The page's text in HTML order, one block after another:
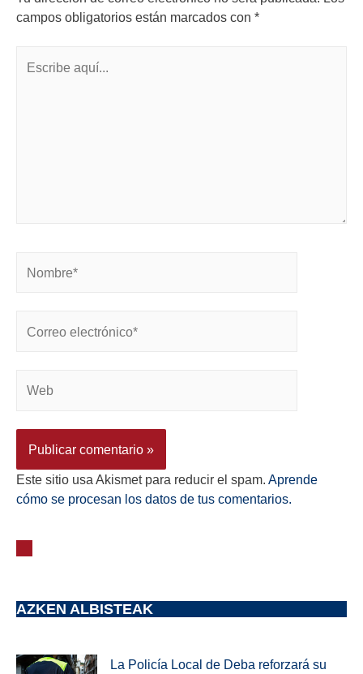
campos obligatorios están marcados con *
Este sitio usa Akismet para reducir el spam. Aprende
cómo se procesan los datos de tus comentarios.
AZKEN ALBISTEAK
La Policía Local de Deba reforzará su